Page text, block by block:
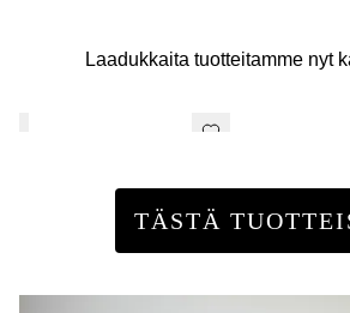
Laadukkaita tuotteitamme nyt
TÄSTÄ